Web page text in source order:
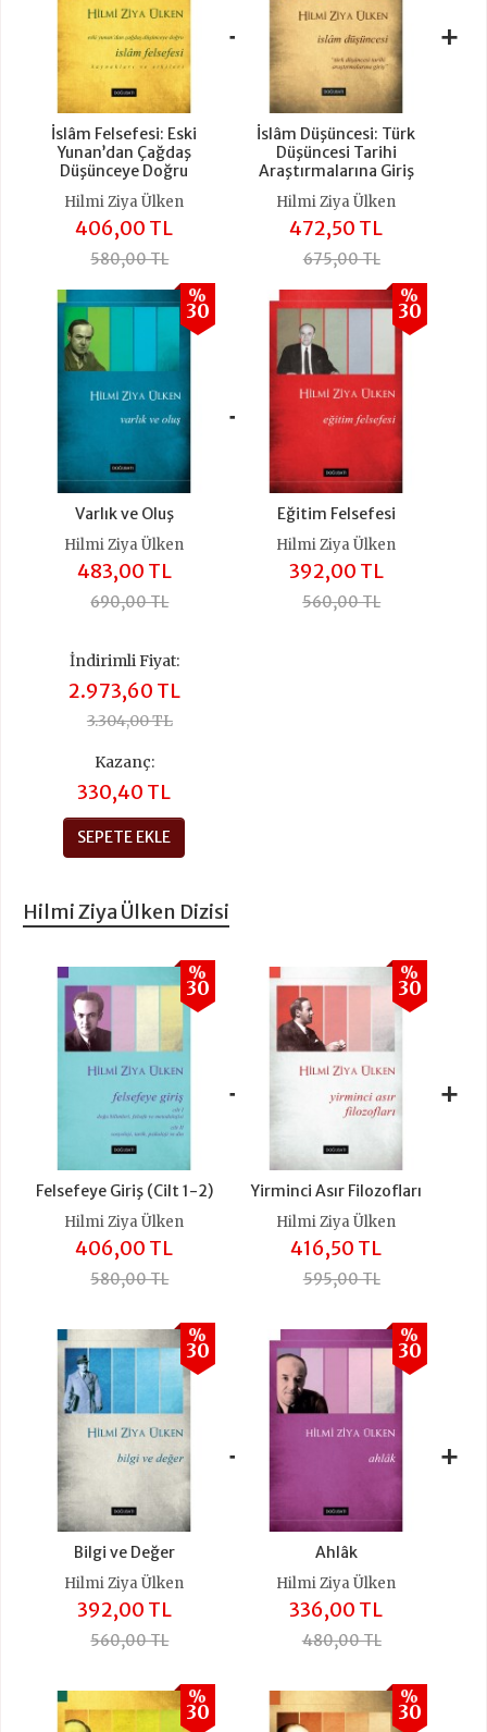
İslâm Felsefesi: Eski
Yunan’dan Çağdaş
Düşünceye Doğru
Hilmi Ziya Ülken
406,00 TL
580,00 TL
+
İslâm Düşüncesi: Türk
Düşüncesi Tarihi
Araştırmalarına Giriş
Hilmi Ziya Ülken
472,50 TL
675,00 TL
+
Varlık ve Oluş
%
30
Hilmi Ziya Ülken
483,00 TL
690,00 TL
+
Eğitim Felsefesi
%
30
Hilmi Ziya Ülken
392,00 TL
560,00 TL
İndirimli Fiyat:
2.973,60 TL
3.304,00 TL
Kazanç:
330,40 TL
SEPETE EKLE
Hilmi Ziya Ülken Dizisi
Felsefeye Giriş (Cilt 1-2)
%
30
Hilmi Ziya Ülken
406,00 TL
580,00 TL
+
Yirminci Asır Filozofları
%
30
Hilmi Ziya Ülken
416,50 TL
595,00 TL
+
Bilgi ve Değer
%
30
Hilmi Ziya Ülken
392,00 TL
560,00 TL
+
Ahlâk
%
30
Hilmi Ziya Ülken
336,00 TL
480,00 TL
+
%
30
%
30